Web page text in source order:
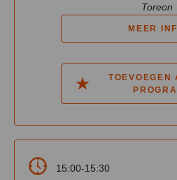
Toreon
MEER
TOEVOEGEN
15:00-15:30